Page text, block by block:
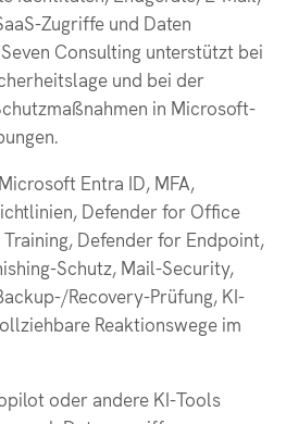
Zugriffe und Daten
Consulting unterstützt bei
und bei der
in Microsoft-
Entra ID, MFA,
Defender for Office
Defender for Endpoint,
Schutz, Mail-Security,
Recovery-Prüfung, KI-
Reaktionswege im
oder andere KI-Tools